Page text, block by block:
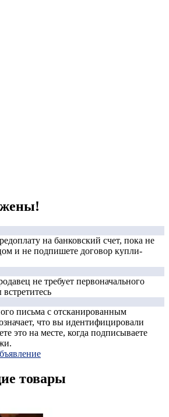
на банковский счет, пока не
и не подпишете договор купли-
не требует первоначального
письма с отсканированным
что вы идентифицировали
это на месте, когда подписываете
товары